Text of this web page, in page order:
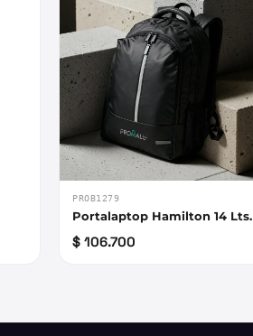
PROB1279
Portalaptop Hamilton 14 Lts.
$ 106.700